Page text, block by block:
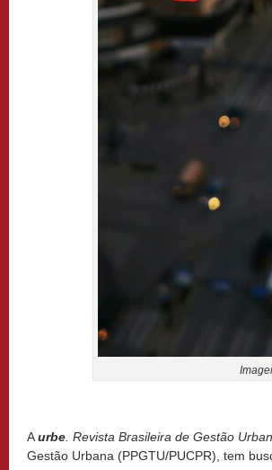
Aurbe . Revista Brasileira de Gestão
Gestão Urbana (PPGTU/PUCPR), tem